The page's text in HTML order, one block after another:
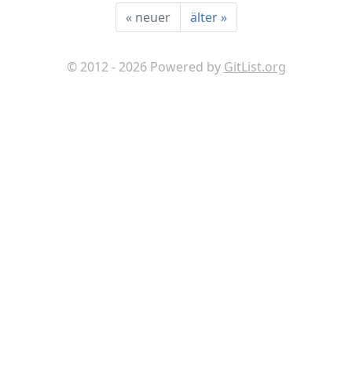
« neuer älter »
© 2012 - 2026 Powered by GitList.org